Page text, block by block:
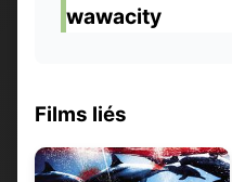
wawacity
Films liés